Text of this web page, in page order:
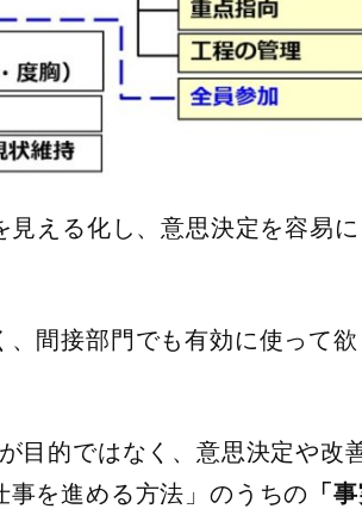
える化し、意思決定を容易
間接部門でも有効に使って
目的ではなく、意思決定や改
を進める方法」のうちの 「